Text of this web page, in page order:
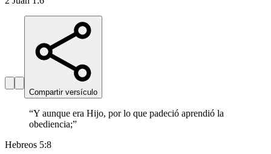
Compartir versículo
“Y aunque era Hijo, por lo que padeció aprendió la
obediencia;”
Hebreos 5:8